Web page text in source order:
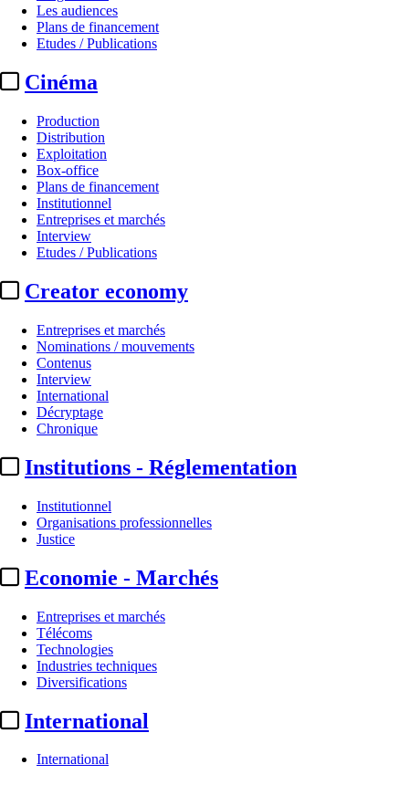
Les audiences
Plans de financement
Etudes / Publications
Cinéma
Production
Distribution
Exploitation
Box-office
Plans de financement
Institutionnel
Entreprises et marchés
Interview
Etudes / Publications
Creator economy
Entreprises et marchés
Nominations / mouvements
Contenus
Interview
International
Décryptage
Chronique
Institutions - Réglementation
Institutionnel
Organisations professionnelles
Justice
Economie - Marchés
Entreprises et marchés
Télécoms
Technologies
Industries techniques
Diversifications
International
International
Justice